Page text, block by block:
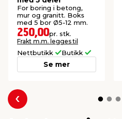
For boring i betong,
mur og granitt. Boks
med 5 bor Ø5-12 mm.
250,00pr. stk.
Frakt m.m. legges til
Nettbutikk Butikk
Se mer
Forrige